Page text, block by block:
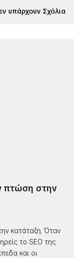
υπάρχουν Σχόλια
πτώση στην
κατάταξη. Όταν
το SEO της
και οι